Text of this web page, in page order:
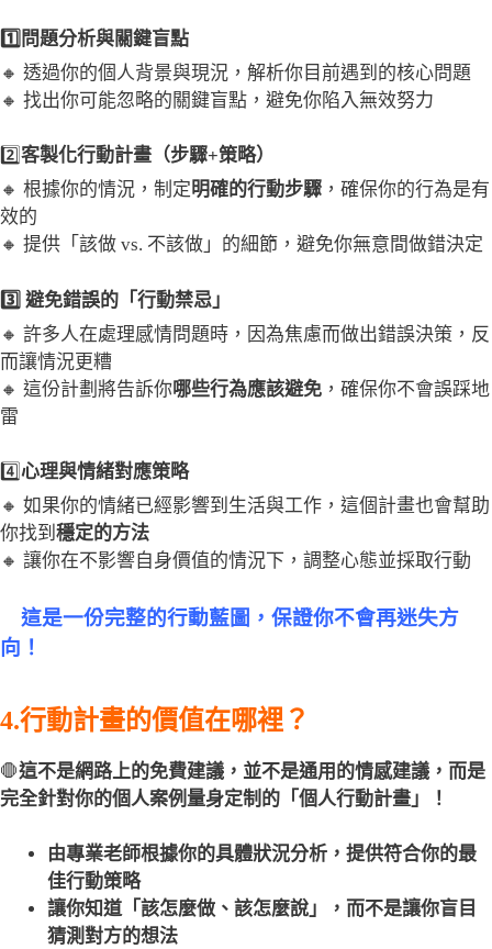
1️⃣問題分析與關鍵盲點
🔸 透過你的個人背景與現況，解析你目前遇到的核心問題
🔸 找出你可能忽略的關鍵盲點，避免你陷入無效努力
2️⃣ 客製化行動計畫（步驟+策略）
🔸 根據你的情況，制定明確的行動步驟 ，確保你的行為是有
效的
🔸 提供「該做 vs. 不該做」的細節，避免你無意間做錯決定
3️⃣ 避免錯誤的「行動禁忌」
🔸 許多人在處理感情問題時，因為焦慮而做出錯誤決策，反
而讓情況更糟
🔸 這份計劃將告訴你哪些行為應該避免 ，確保你不會誤踩地
雷
4️⃣ 心理與情緒對應策略
🔸 如果你的情緒已經影響到生活與工作，這個計畫也會幫助
你找到 穩定的方法
🔸 讓你在不影響自身價值的情況下，調整心態並採取行動
這是一份完整的行動藍圖，保證你不會再迷失方
向！
4.行動計畫的價值在哪裡？
🛑這不是網路上的免費建議，並不是通用的情感建議，而是
完全針對你的個人案例量身定制的「個人行動計畫」！
由專業老師根據你的具體狀況分析，提供符合你的最
佳行動策略
讓你知道「該怎麼做、該怎麼說」，而不是讓你盲目
猜測對方的想法